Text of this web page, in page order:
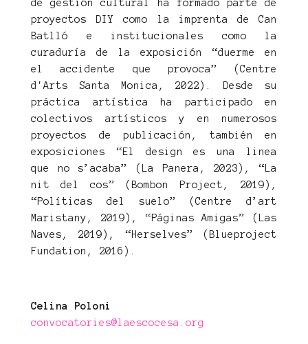
de gestión cultural ha formado parte de
proyectos DIY como la imprenta de Can
Batlló e institucionales como la
curaduría de la exposición “duerme en
el accidente que provoca” (Centre
d'Arts Santa Monica, 2022). Desde su
práctica artística ha participado en
colectivos artísticos y en numerosos
proyectos de publicación, también en
exposiciones “El design es una linea
que no s’acaba” (La Panera, 2023), “La
nit del cos” (Bombon Project, 2019),
“Políticas del suelo” (Centre d’art
Maristany, 2019), “Páginas Amigas” (Las
Naves, 2019), “Herselves” (Blueproject
Fundation, 2016).
Celina Poloni
convocatories@laescocesa.org